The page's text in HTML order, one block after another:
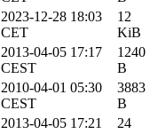
2023-12-28 18:03
CET
12
KiB
2013-04-05 17:17
CEST
1240
B
2010-04-01 05:30
CEST
3883
B
2013-04-05 17:21
24